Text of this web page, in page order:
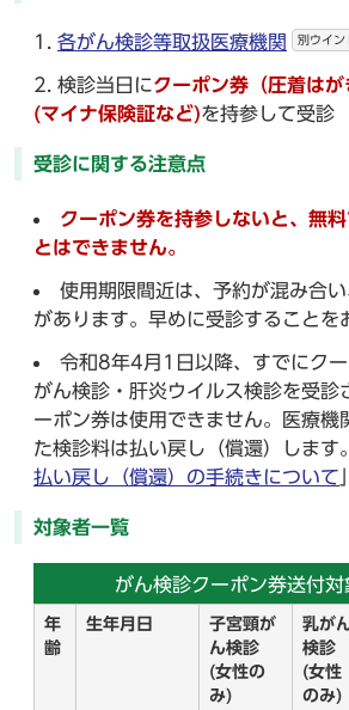
各がん検診等取扱医療機関 別ウイン
検診当日にクーポン券（圧着はが
(マイナ保険証など)を持参して受診
受診に関する注意点
クーポン券を持参しないと、 無
とはできません。
使用期限間近は、予約が混み合
があります。早めに受診することを
令和8年4月1日以降、すでにク
がん検診・肝炎ウイルス検診を受診
ーポン券は使用できません。医療機
た検診料は払い戻し（償還）します
払い戻し（償還）の手続きについて
対象者一覧
がん検診クーポン券送付
年
齢
生年月日
子宮頸が
ん検診
(女性の
み)
乳が
検診
(女性
のみ)